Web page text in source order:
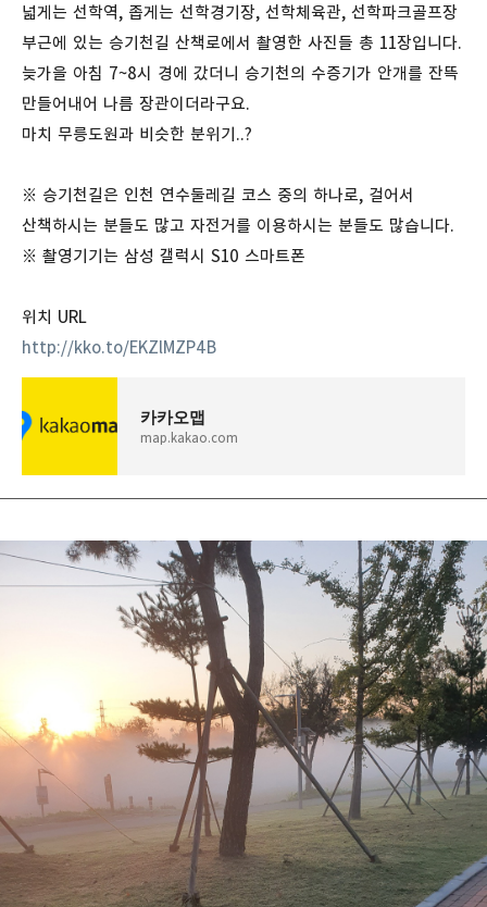
넓게는 선학역, 좁게는 선학경기장, 선학체육관, 선학파크골프장
부근에 있는 승기천길 산책로에서 촬영한 사진들 총 11장입니다.
늦가을 아침 7~8시 경에 갔더니 승기천의 수증기가 안개를 잔뜩
만들어내어 나름 장관이더라구요.
마치 무릉도원과 비슷한 분위기..?
※ 승기천길은 인천 연수둘레길 코스 중의 하나로, 걸어서
산책하시는 분들도 많고 자전거를 이용하시는 분들도 많습니다.
※ 촬영기기는 삼성 갤럭시 S10 스마트폰
위치 URL
http://kko.to/EKZlMZP4B
카카오맵
map.kakao.com